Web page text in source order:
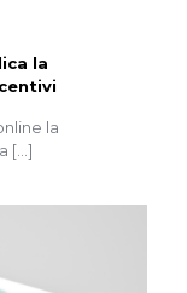
la
la
[…]